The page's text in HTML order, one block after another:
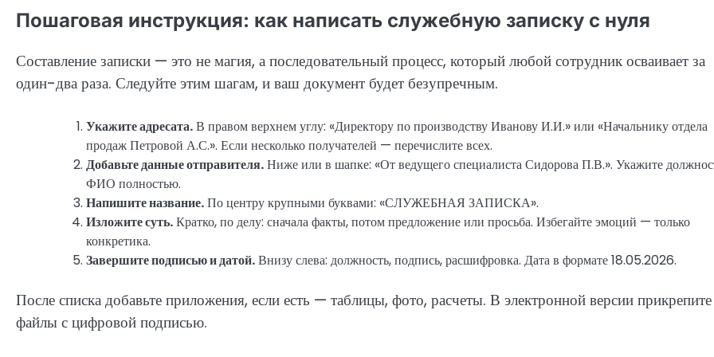
Пошаговая инструкция: как написать служебную записку с нуля
Составление записки — это не магия, а последовательный процесс, который любой сотрудник осваивает за
один-два раза. Следуйте этим шагам, и ваш документ будет безупречным.
Укажите адресата.В правом верхнем углу: «Директору по производству Иванову И.И.» или «Начальнику отдела
продаж Петровой А.С.». Если несколько получателей — перечислите всех.
Добавьте данные отправителя.Ниже или в шапке: «От ведущего специалиста Сидорова П.В.». Укажите
ФИО полностью.
Напишите название.По центру крупными буквами: «СЛУЖЕБНАЯ ЗАПИСКА».
Изложите суть.Кратко, по делу: сначала факты, потом предложение или просьба. Избегайте эмоций — только
конкретика.
Завершите подписью и датой.Внизу слева: должность, подпись, расшифровка. Дата в формате 18.05.2026.
После списка добавьте приложения, если есть — таблицы, фото, расчеты. В электронной версии прикрепите
файлы с цифровой подписью.